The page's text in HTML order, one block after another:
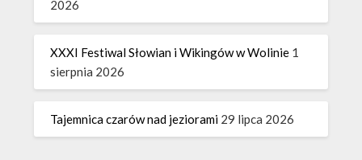
2026
XXXI Festiwal Słowian i Wikingów w Wolinie 1
sierpnia 2026
Tajemnica czarów nad jeziorami 29 lipca 2026